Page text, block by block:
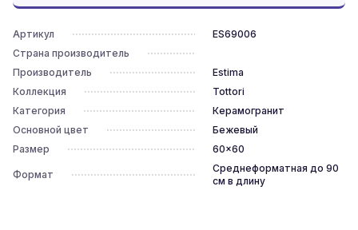
Артикул
ES69006
Страна производитель
Производитель
Estima
Коллекция
Tottori
Категория
Керамогранит
Основной цвет
Бежевый
Размер
60x60
Формат
Среднеформатная до 90
см в длину